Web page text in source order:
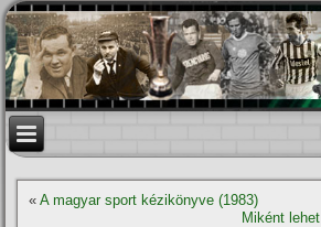
«A magyar sport kézikönyve (1983)
Miként